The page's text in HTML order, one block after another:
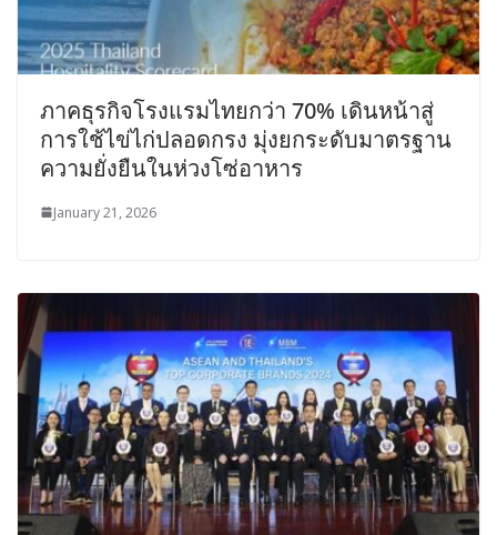
ภาคธุรกิจโรงแรมไทยกว่า 70% เดินหน้าสู่
การใช้ไข่ไก่ปลอดกรง มุ่งยกระดับมาตรฐาน
ความยั่งยืนในห่วงโซ่อาหาร
January 21, 2026